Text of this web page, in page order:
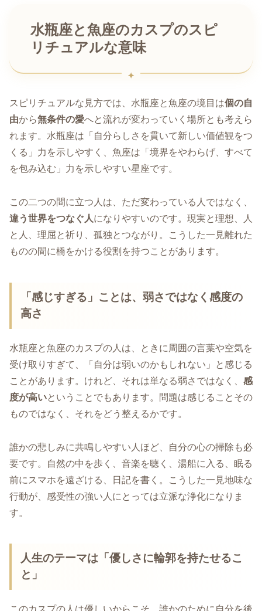
水瓶座と魚座のカスプのスピ
リチュアルな意味
スピリチュアルな見方では、水瓶座と魚座の境目は個の自
由から無条件の愛へと流れが変わっていく場所とも考えら
れます。水瓶座は「自分らしさを貫いて新しい価値観をつ
くる」力を示しやすく、魚座は「境界をやわらげ、すべて
を包み込む」力を示しやすい星座です。
この二つの間に立つ人は、ただ変わっている人ではなく、
違う世界をつなぐ人になりやすいのです。現実と理想、人
と人、理屈と祈り、孤独とつながり。こうした一見離れた
ものの間に橋をかける役割を持つことがあります。
「感じすぎる」ことは、弱さではなく感度の
高さ
水瓶座と魚座のカスプの人は、ときに周囲の言葉や空気を
受け取りすぎて、「自分は弱いのかもしれない」と感じる
ことがあります。けれど、それは単なる弱さではなく、 感
度が高いということでもあります。問題は感じることその
ものではなく、それをどう整えるかです。
誰かの悲しみに共鳴しやすい人ほど、自分の心の掃除も必
要です。自然の中を歩く、音楽を聴く、湯船に入る、眠る
前にスマホを遠ざける、日記を書く。こうした一見地味な
行動が、感受性の強い人にとっては立派な浄化になりま
す。
人生のテーマは「優しさに輪郭を持たせるこ
と」